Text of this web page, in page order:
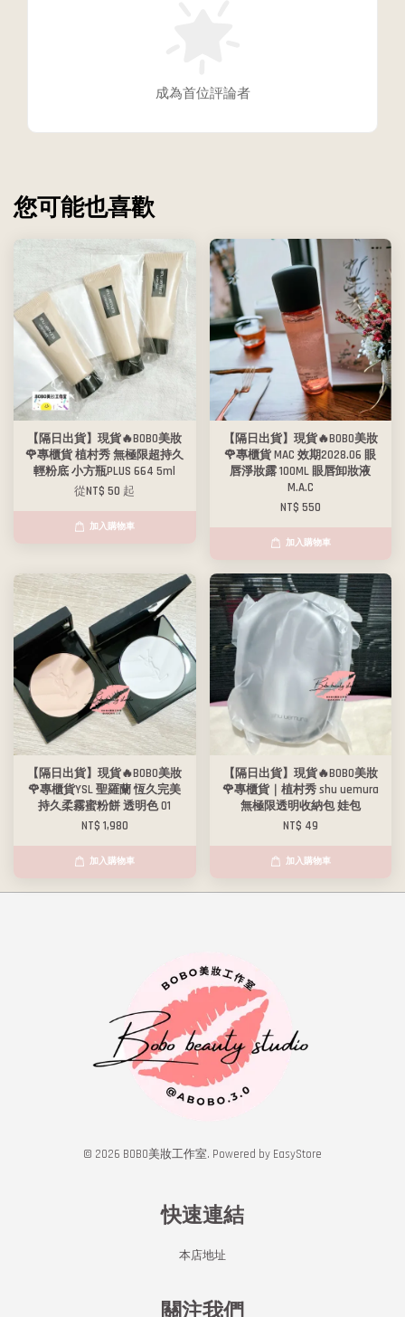
成為首位評論者
您可能也喜歡
【隔日出貨】現貨🔥BOBO美妝
🌹專櫃貨 植村秀 無極限超持久
輕粉底 小方瓶PLUS 664 5ml
從NT$ 50 起
加入購物車
【隔日出貨】現貨🔥BOBO美妝
🌹專櫃貨 MAC 效期2028.06 眼
唇淨妝露 100ML 眼唇卸妝液
M.A.C
NT$ 550
加入購物車
【隔日出貨】現貨🔥BOBO美妝
🌹專櫃貨YSL 聖羅蘭 恆久完美
持久柔霧蜜粉餅 透明色 01
NT$ 1,980
加入購物車
【隔日出貨】現貨🔥BOBO美妝
🌹專櫃貨｜植村秀 shu uemura
無極限透明收納包 娃包
NT$ 49
加入購物車
© 2026 BOBO美妝工作室. Powered by EasyStore
快速連結
本店地址
關注我們